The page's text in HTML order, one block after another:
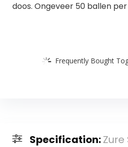
doos. Ongeveer 50 ballen per
Frequently Bought
Specification: